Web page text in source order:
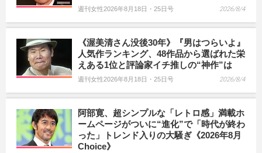
週刊女性2026年8月18日・25日号 2026/8/4
《渥美清さん没後30年》『男はつらいよ』
人気作ランキング、48作品から選ばれた栄
えある1位と評論家イチ推しの“神作”は
週刊女性2026年8月18日・25日号 2026/8/4
阿部寛、超シンプルな「レトロ感」満載ホ
ームページがついに“進化”で「時代が終わ
った」トレンド入りの大騒ぎ《2026年8月
Choice》